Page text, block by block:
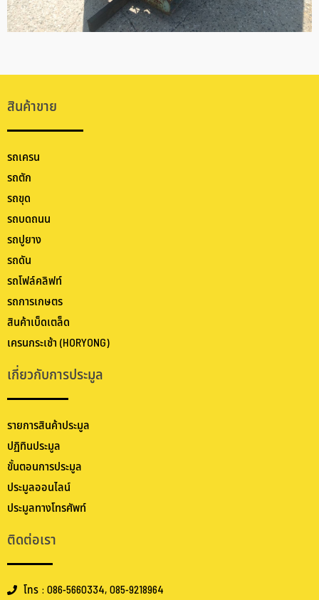
สินค้าขาย
รถเครน
รถตัก
รถขุด
รถบดถนน
รถปูยาง
รถดัน
รถโฟล์คลิฟท์
รถการเกษตร
สินค้าเบ็ดเตล็ด
เครนกระเช้า (HORYONG)
เกี่ยวกับการประมูล
รายการสินค้าประมูล
ปฏิทินประมูล
ขั้นตอนการประมูล
ประมูลออนไลน์
ประมูลทางโทรศัพท์
ติดต่อเรา
โทร : 086-5660334, 085-9218964